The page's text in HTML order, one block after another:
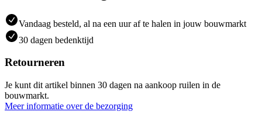
Vandaag besteld, al na een uur af te halen in jouw bouwmarkt
30 dagen bedenktijd
Retourneren
Je kunt dit artikel binnen 30 dagen na aankoop ruilen in de
bouwmarkt.
Meer informatie over de bezorging